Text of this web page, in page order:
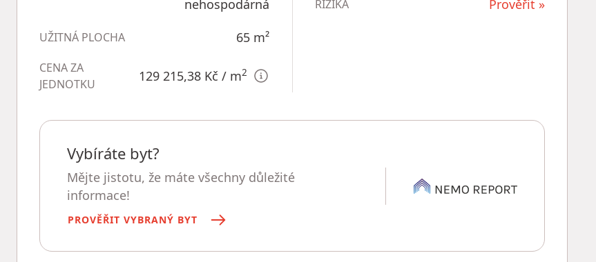
nehospodárná
UŽITNÁ PLOCHA 65 m²
CENA ZA
JEDNOTKU
129 215,38 Kč / m2
RIZIKA Prověřit »
Vybíráte byt?
Mějte jistotu, že máte všechny důležité
informace!
PROVĚŘIT VYBRANÝ BYT